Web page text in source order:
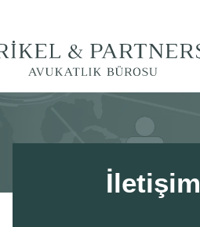
İletişim